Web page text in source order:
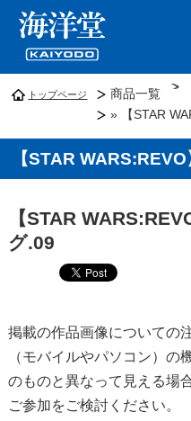
トップページ
商品一覧
» 【STAR
【STAR
【STAR
グ.09
掲載の作品画像についての
（モバイルやパソコン）の
のものと異なって見える場
ご参加をご検討ください。